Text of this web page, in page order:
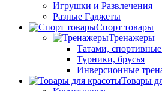
Игрушки и Развлечения
Разные Гаджеты
Спорт товары
Тренажеры
Татами,
Турники, брусья
Инверсионные
Товары